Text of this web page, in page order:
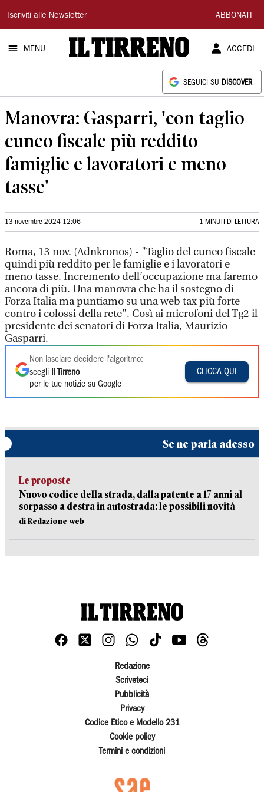
Il
Tirreno
Iscriviti alle Newsletter ABBONATI
MENU ACCEDI
SEGUICI SU DISCOVER
Manovra: Gasparri, 'con taglio
cuneo fiscale più reddito
famiglie e lavoratori e meno
tasse'
13 novembre 2024 12:06 1 MINUTI DI LETTURA
Roma, 13 nov. (Adnkronos) - "Taglio del cuneo fiscale
quindi più reddito per le famiglie e i lavoratori e
meno tasse. Incremento dell’occupazione ma faremo
ancora di più. Una manovra che ha il sostegno di
Forza Italia ma puntiamo su una web tax più forte
contro i colossi della rete". Così ai microfoni del Tg2 il
presidente dei senatori di Forza Italia, Maurizio
Gasparri.
Non lasciare decidere l'algoritmo:
scegli
Il Tirreno
per le tue notizie su Google
CLICCA QUI
Se ne parla adesso
Le proposte
Nuovo codice della strada, dalla patente a 17 anni al
sorpasso a destra in autostrada: le possibili novità
di Redazione web
Redazione
Scriveteci
Pubblicità
Privacy
Codice Etico e Modello 231
Cookie policy
Termini e condizioni